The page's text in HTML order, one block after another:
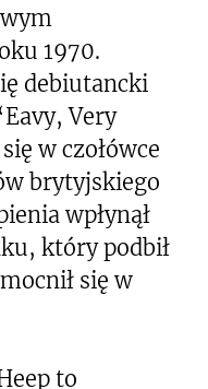
1970.
debiutancki
Very
w czołówce
brytyjskiego
wpłynął
który podbił
się w
to